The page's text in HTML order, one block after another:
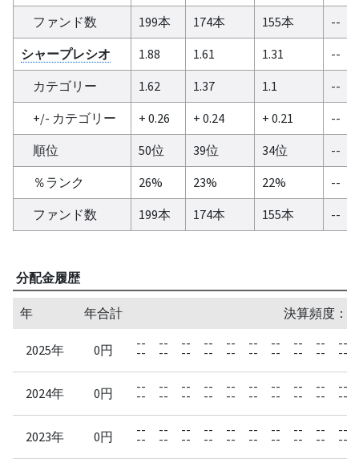
ファンド数 199本 174本 155本
--
シャープレシオ
1.88 1.61 1.31
--
カテゴリー
1.62 1.37 1.1
--
+/- カテゴリー
+ 0.26 + 0.24 + 0.21
--
順位
50位 39位 34位
--
％ランク
26% 23% 22%
--
ファンド数
199本 174本 155本 --
分配金履歴
年 年合計 決算頻度：1
2025年 0円 --
--
--
--
--
--
--
--
--
--
--
--
--
--
--
--
--
--
--
--
2024年 0円 --
--
--
--
--
--
--
--
--
--
--
--
--
--
--
--
--
--
--
--
2023年 0円 --
--
--
--
--
--
--
--
--
--
--
--
--
--
--
--
--
--
--
--